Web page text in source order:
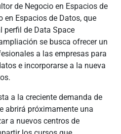
de Negocio en Espacios de
en Espacios de Datos, que
perfil de Data Space
se busca ofrecer un
a las empresas para
e incorporarse a la nueva
a la creciente demanda de
abrirá próximamente una
a nuevos centros de